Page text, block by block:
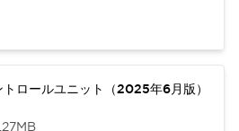
ロールユニット（2025年6月版）